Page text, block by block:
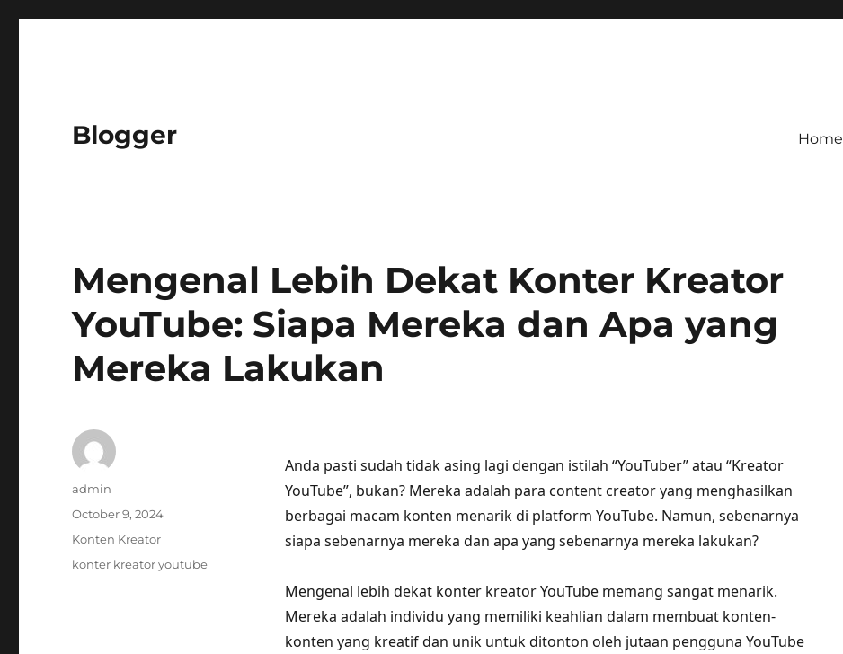
Blogger Home
Mengenal Lebih Dekat Konter Kreator
YouTube: Siapa Mereka dan Apa yang
Mereka Lakukan
Anda pasti sudah tidak asing lagi dengan istilah “YouTuber” atau “Kreator
YouTube”, bukan? Mereka adalah para content creator yang menghasilkan
berbagai macam konten menarik di platform YouTube. Namun, sebenarnya
siapa sebenarnya mereka dan apa yang sebenarnya mereka lakukan?
Mengenal lebih dekat konter kreator YouTube memang sangat menarik.
Mereka adalah individu yang memiliki keahlian dalam membuat konten-
konten yang kreatif dan unik untuk ditonton oleh jutaan pengguna YouTube
Author
admin
Posted
October 9, 2024
Categories
Konten Kreator
Tags
konter kreator youtube